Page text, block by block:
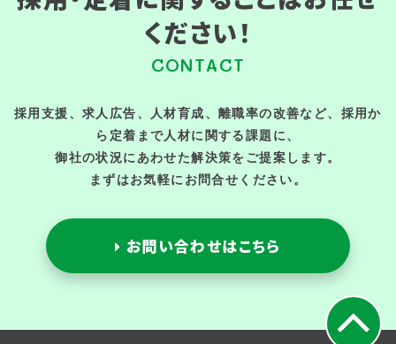
ください！
CONTACT
採用支援、求人広告、人材育成、離職率の改善など、採用か
ら定着まで人材に関する課題に、
御社の状況にあわせた解決策をご提案します。
まずはお気軽にお問合せください。
お問い合わせはこちら